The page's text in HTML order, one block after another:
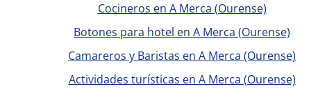
Cocineros en A Merca (Ourense)
Botones para hotel en A Merca (Ourense)
Camareros y Baristas en A Merca (Ourense)
Actividades turísticas en A Merca (Ourense)